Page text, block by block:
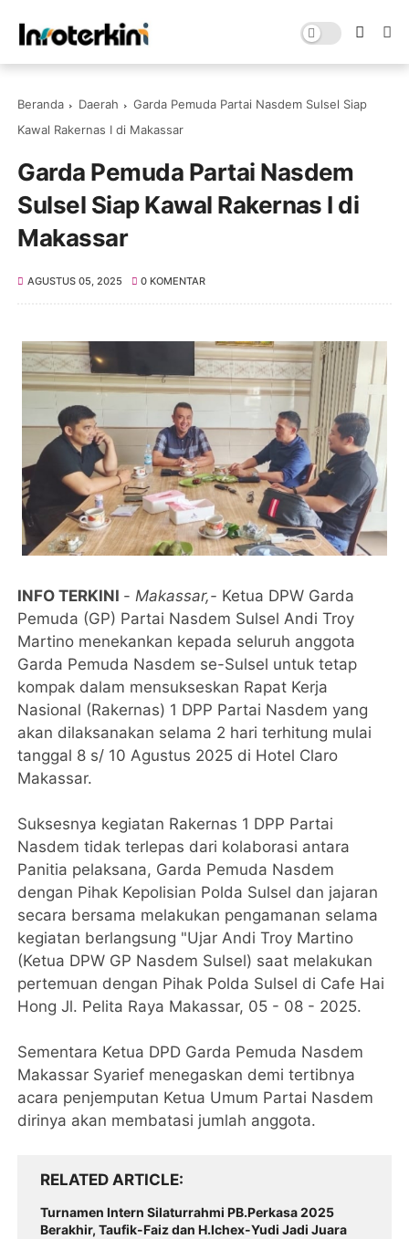
Beranda Daerah
Garda Pemuda Partai Nasdem Sulsel Siap
Kawal Rakernas I di Makassar
Garda Pemuda Partai Nasdem
Sulsel Siap Kawal Rakernas I di
Makassar
AGUSTUS 05, 2025 0 KOMENTAR
INFO TERKINI -Makassar,- Ketua DPW Garda
Pemuda (GP) Partai Nasdem Sulsel Andi Troy
Martino menekankan kepada seluruh anggota
Garda Pemuda Nasdem se-Sulsel untuk tetap
kompak dalam mensukseskan Rapat Kerja
Nasional (Rakernas) 1 DPP Partai Nasdem yang
akan dilaksanakan selama 2 hari terhitung mulai
tanggal 8 s/ 10 Agustus 2025 di Hotel Claro
Makassar.
Suksesnya kegiatan Rakernas 1 DPP Partai
Nasdem tidak terlepas dari kolaborasi antara
Panitia pelaksana, Garda Pemuda Nasdem
dengan Pihak Kepolisian Polda Sulsel dan jajaran
secara bersama melakukan pengamanan selama
kegiatan berlangsung "Ujar Andi Troy Martino
(Ketua DPW GP Nasdem Sulsel) saat melakukan
pertemuan dengan Pihak Polda Sulsel di Cafe Hai
Hong Jl. Pelita Raya Makassar, 05 - 08 - 2025.
Sementara Ketua DPD Garda Pemuda Nasdem
Makassar Syarief menegaskan demi tertibnya
acara penjemputan Ketua Umum Partai Nasdem
dirinya akan membatasi jumlah anggota.
RELATED ARTICLE
Turnamen Intern Silaturrahmi PB.Perkasa 2025
Berakhir, Taufik-Faiz dan H.Ichex-Yudi Jadi Juara